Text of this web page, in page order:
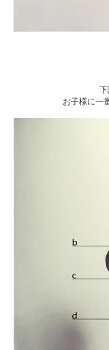
下
お子様に一